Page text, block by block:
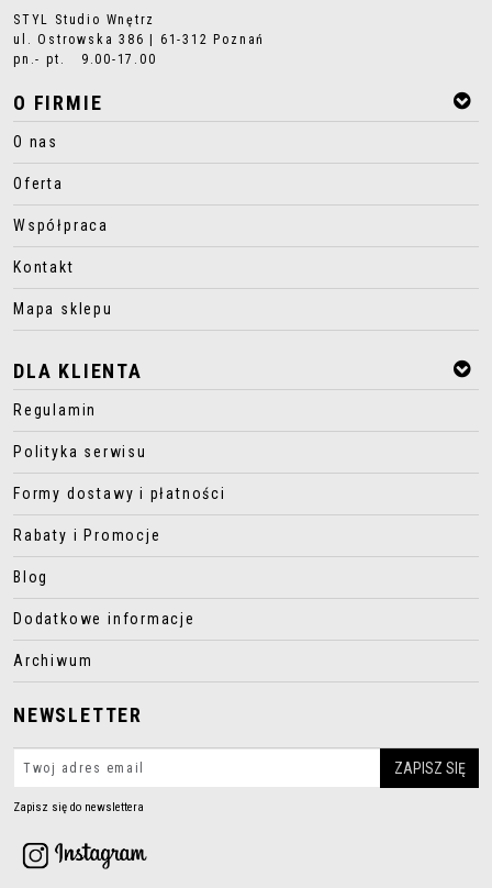
STYL Studio Wnętrz
ul. Ostrowska 386 | 61-312 Poznań
pn.- pt. 9.00-17.00
O FIRMIE
O nas
Oferta
Współpraca
Kontakt
Mapa sklepu
DLA KLIENTA
Regulamin
Polityka serwisu
Formy dostawy i płatności
Rabaty i Promocje
Blog
Dodatkowe informacje
Archiwum
NEWSLETTER
Zapisz się do newslettera